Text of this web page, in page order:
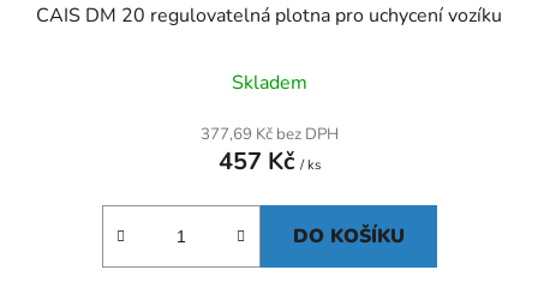
CAIS DM 20 regulovatelná plotna pro uchycení vozíku
Skladem
377,69 Kč bez DPH
457 Kč / ks
DO KOŠÍKU